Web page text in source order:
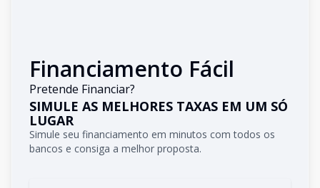
Financiamento Fácil
Pretende Financiar?
SIMULE AS MELHORES TAXAS EM UM SÓ
LUGAR
Simule seu financiamento em minutos com todos os
bancos e consiga a melhor proposta.